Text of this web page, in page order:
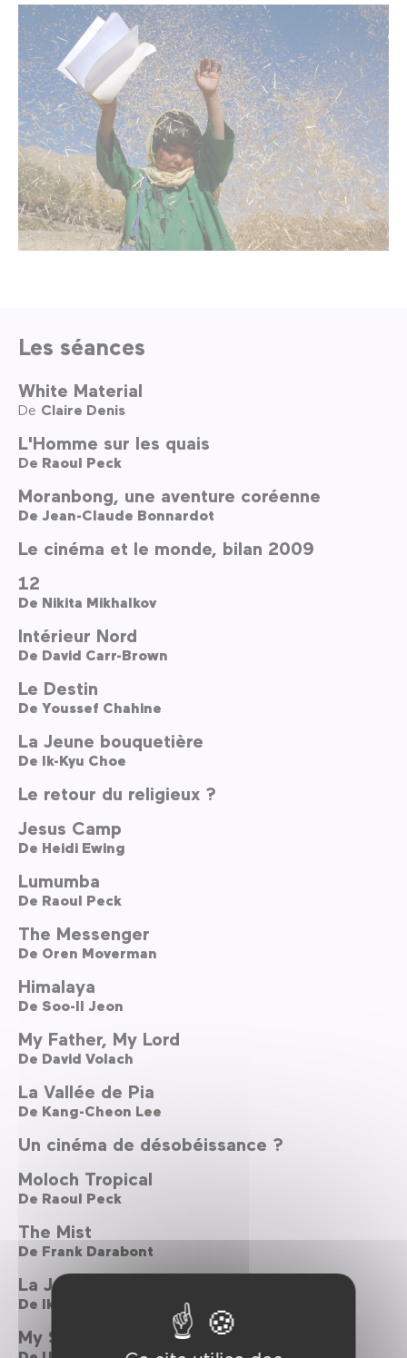
Les séances
White Material
De Claire Denis
L'Homme sur les quais
De Raoul Peck
Moranbong, une aventure coréenne
De Jean-Claude Bonnardot
Le cinéma et le monde, bilan 2009
12
De Nikita Mikhalkov
Intérieur Nord
De David Carr-Brown
Le Destin
De Youssef Chahine
La Jeune bouquetière
De Ik-Kyu Choe
Le retour du religieux ?
Jesus Camp
De Heidi Ewing
Lumumba
De Raoul Peck
The Messenger
De Oren Moverman
Himalaya
De Soo-Il Jeon
My Father, My Lord
De David Volach
La Vallée de Pia
De Kang-Cheon Lee
Un cinéma de désobéissance ?
Moloch Tropical
De Raoul Peck
The Mist
De Frank Darabont
La Jeune bouquetière
De Ik-Kyu Choe
My Son, the Fanatic